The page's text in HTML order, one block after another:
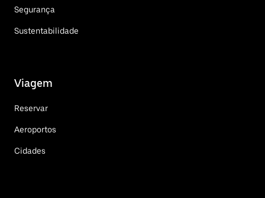
Segurança
Sustentabilidade
Viagem
Reservar
Aeroportos
Cidades